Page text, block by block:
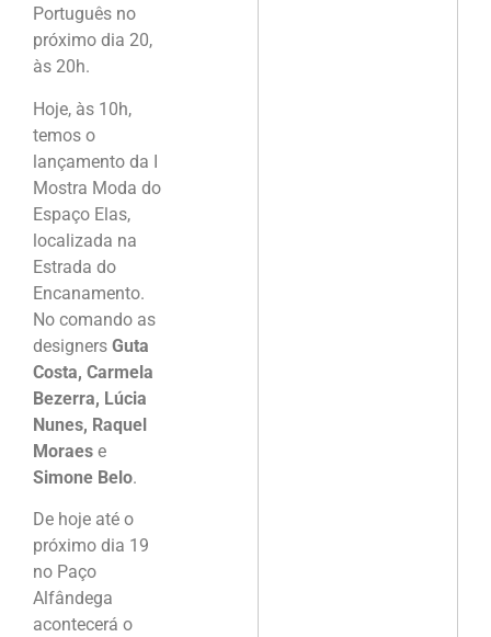
Português no
próximo dia 20,
às 20h.
Hoje, às 10h,
temos o
lançamento da I
Mostra Moda do
Espaço Elas,
localizada na
Estrada do
Encanamento.
No comando as
designers Guta
Costa, Carmela
Bezerra, Lúcia
Nunes, Raquel
Moraes e
Simone Belo.
De hoje até o
próximo dia 19
no Paço
Alfândega
acontecerá o